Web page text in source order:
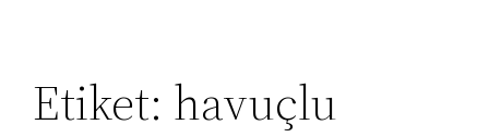
Etiket: havuçlu